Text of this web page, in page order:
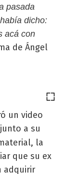
pasada
dicho:
acá con
de Ángel
un video
a su
la
que su ex
adquirir